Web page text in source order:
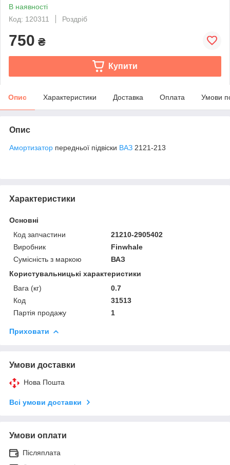
В наявності
Код: 120311
Роздріб
750 ₴
Купити
Опис Характеристики Доставка Оплата Умови
Опис
Амортизатор передньої підвіски ВАЗ 2121-213
Характеристики
Основні
Код запчастини
21210-2905402
Виробник
Finwhale
Сумісність з маркою
ВАЗ
Користувальницькі характеристики
Вага (кг)
0.7
Код
31513
Партія продажу
1
Приховати
Умови доставки
Нова Пошта
Всі умови доставки
Умови оплати
Післяплата